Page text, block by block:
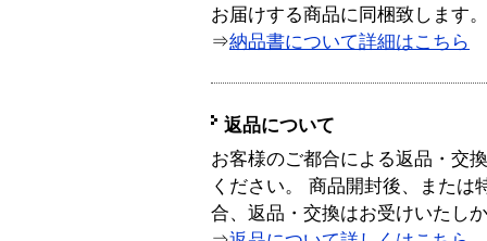
お届けする商品に同梱致します。
⇒納品書について詳細はこちら
返品について
お客様のご都合による返品・交
ください。 商品開封後、または
合、返品・交換はお受けいたし